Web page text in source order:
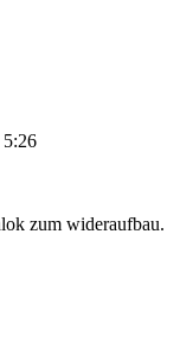
zum wideraufbau.